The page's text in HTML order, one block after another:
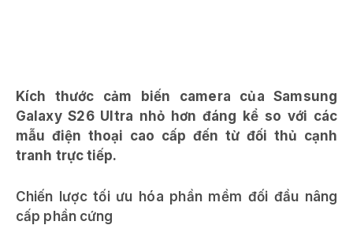
Kích thước cảm biến camera của Samsung
Galaxy S26 Ultra nhỏ hơn đáng kể so với các
mẫu điện thoại cao cấp đến từ đối thủ cạnh
tranh trực tiếp.
Chiến lược tối ưu hóa phần mềm đối đầu nâng
cấp phần cứng